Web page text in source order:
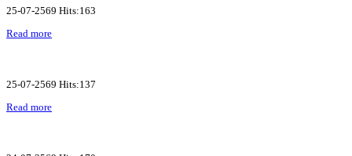
25-07-2569 Hits:163
Read more
25-07-2569 Hits:137
Read more